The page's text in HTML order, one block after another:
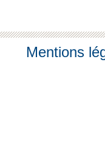
Mentions